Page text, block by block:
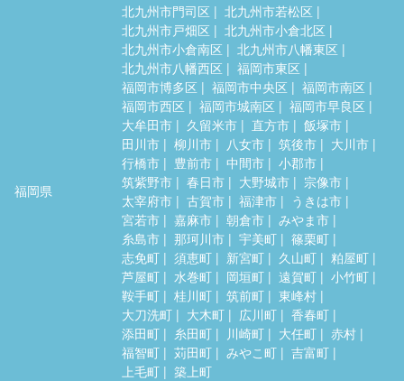
福岡県
北九州市門司区
北九州市若松区
北九州市戸畑区
北九州市小倉北区
北九州市小倉南区
北九州市八幡東区
北九州市八幡西区
福岡市東区
福岡市博多区
福岡市中央区
福岡市南区
福岡市西区
福岡市城南区
福岡市早良区
大牟田市
久留米市 直方市
飯塚市
田川市
柳川市 八女市 筑後市
大川市
行橋市
豊前市 中間市
小郡市
筑紫野市
春日市 大野城市
宗像市
太宰府市
古賀市 福津市
うきは市
宮若市
嘉麻市 朝倉市
みやま市
糸島市
那珂川市 宇美町
篠栗町
志免町
須恵町 新宮町 久山町
粕屋町
芦屋町
水巻町 岡垣町 遠賀町
小竹町
鞍手町
桂川町 筑前町
東峰村
大刀洗町
大木町 広川町
香春町
添田町
糸田町 川崎町 大任町
赤村
福智町
苅田町 みやこ町
吉富町
上毛町
築上町